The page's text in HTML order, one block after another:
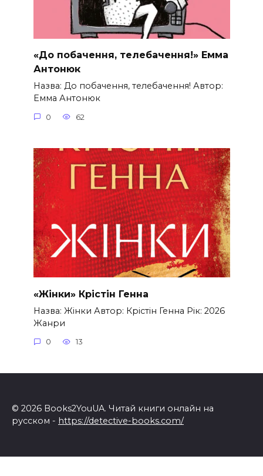
«До побачення, телебачення!» Емма
Антонюк
Назва: До побачення, телебачення! Автор:
Емма Антонюк
0 62
«Жінки» Крістін Генна
Назва: Жінки Автор: Крістін Генна Рік: 2026
Жанри
0 13
© 2026 Books2YouUA. Читай книги онлайн на
русском - https://detective-books.com/